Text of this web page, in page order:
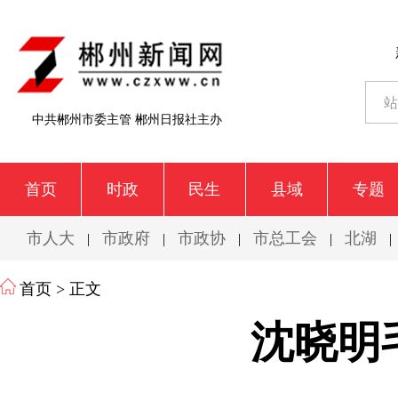
中共郴州市委主管 郴州日报社主办
首页 时政 民生 县域 专题
市人大 | 市政府 | 市政协 | 市总工会 | 北湖 |
首页 > 正文
沈晓明